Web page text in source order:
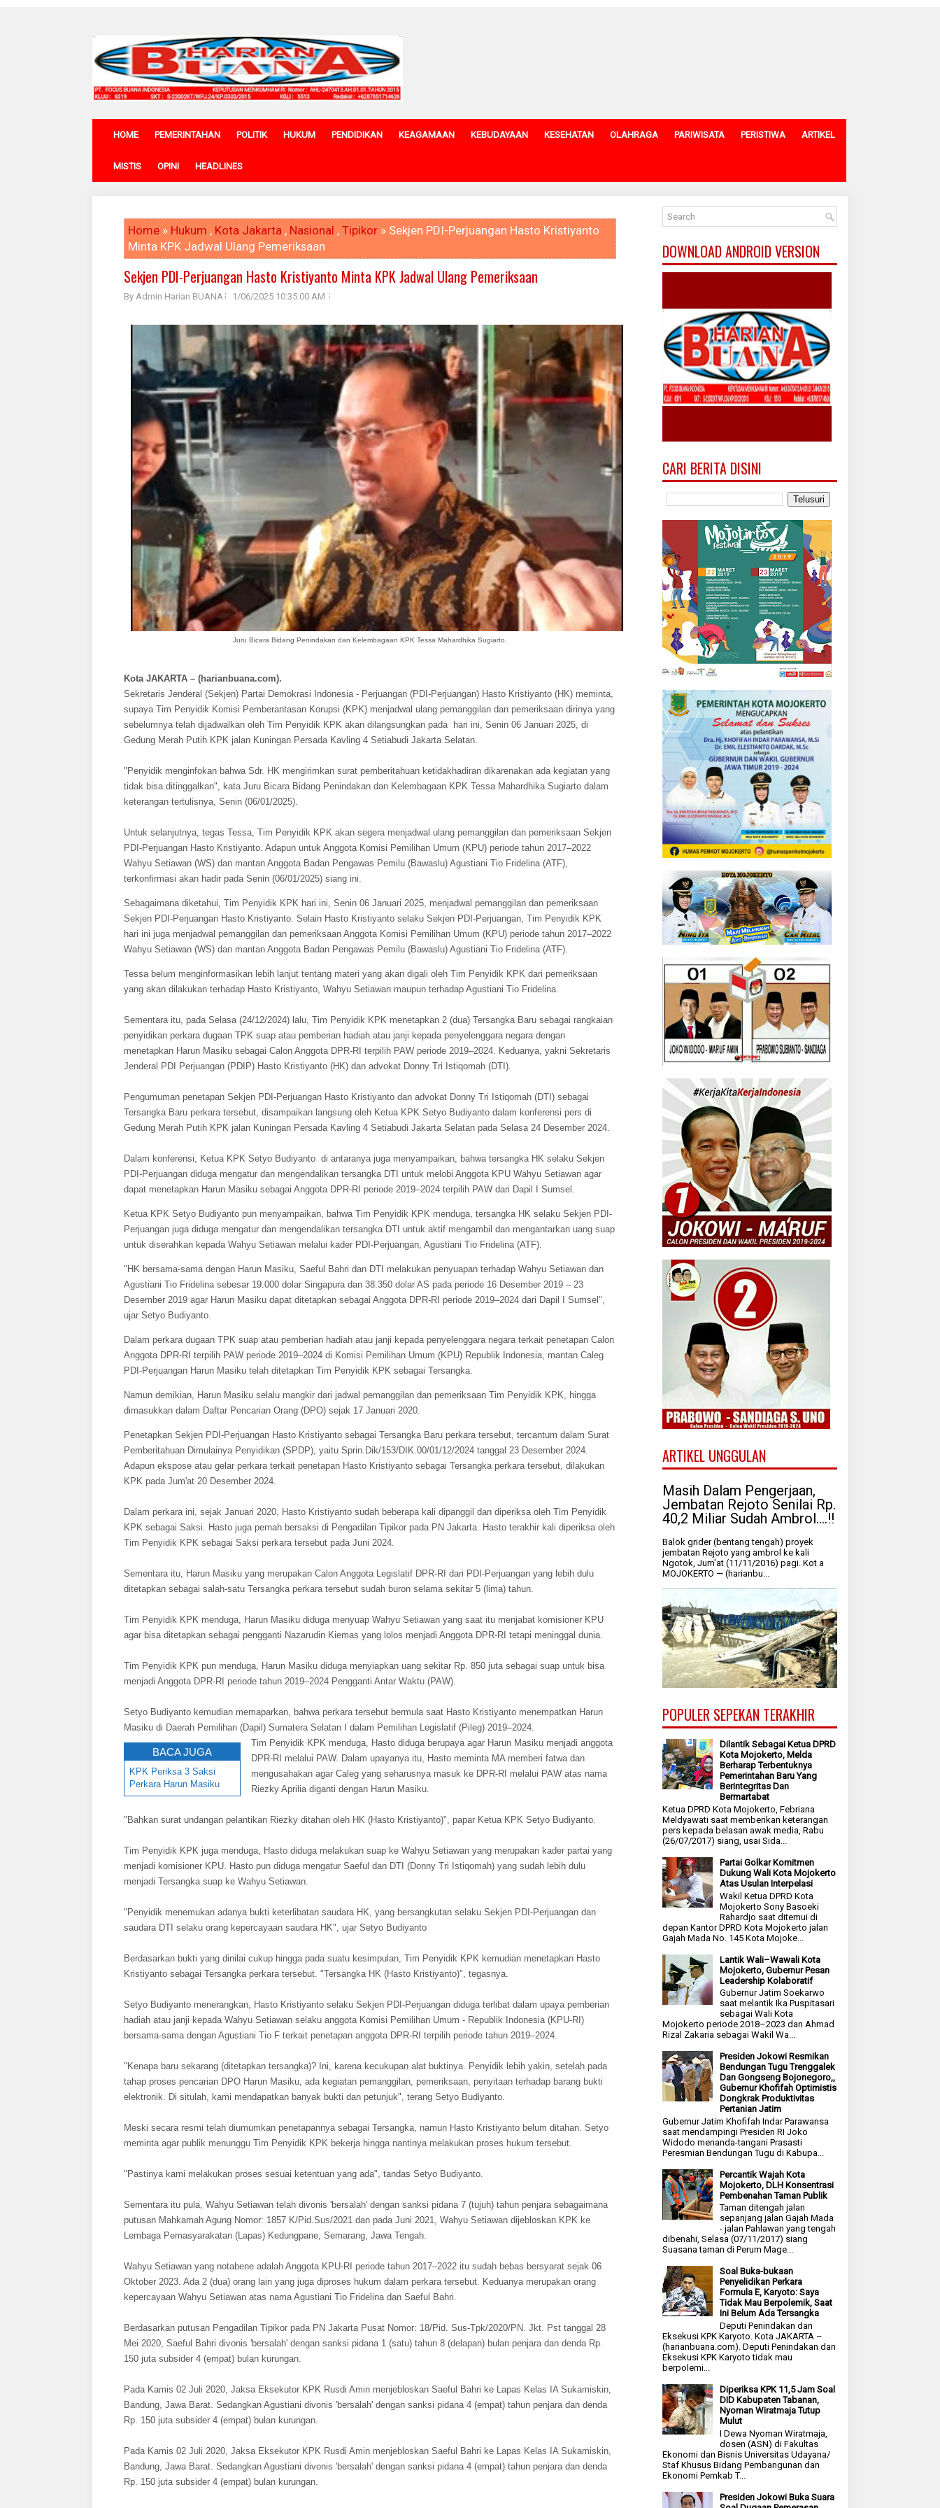
HOME PEMERINTAHAN POLITIK HUKUM PENDIDIKAN KEAGAMAAN KEBUDAYAAN KESEHATAN OLAHRAGA PARIWISATA PERISTIWA ARTIKEL
MISTIS OPINI HEADLINES
Home » Hukum , Kota Jakarta , Nasional , Tipikor » Sekjen PDI-Perjuangan Hasto Kristiyanto
Minta KPK Jadwal Ulang Pemeriksaan
Sekjen PDI-Perjuangan Hasto Kristiyanto Minta KPK Jadwal Ulang Pemeriksaan
By Admin Harian BUANA 1/06/2025 10:35:00 AM
Juru Bicara Bidang Penindakan dan Kelembagaan KPK Tessa Mahardhika Sugiarto.
Kota JAKARTA – (harianbuana.com).
Sekretaris Jenderal (Sekjen) Partai Demokrasi Indonesia - Perjuangan (PDI-Perjuangan) Hasto Kristiyanto (HK) meminta,
supaya Tim Penyidik Komisi Pemberantasan Korupsi (KPK) menjadwal ulang pemanggilan dan pemeriksaan dirinya yang
sebelumnya telah dijadwalkan oleh Tim Penyidik KPK akan dilangsungkan pada hari ini, Senin 06 Januari 2025, di
Gedung Merah Putih KPK jalan Kuningan Persada Kavling 4 Setiabudi Jakarta Selatan.
"Penyidik menginfokan bahwa Sdr. HK mengirimkan surat pemberitahuan ketidakhadiran dikarenakan ada kegiatan yang
tidak bisa ditinggalkan", kata Juru Bicara Bidang Penindakan dan Kelembagaan KPK Tessa Mahardhika Sugiarto dalam
keterangan tertulisnya, Senin (06/01/2025).
Untuk selanjutnya, tegas Tessa, Tim Penyidik KPK akan segera menjadwal ulang pemanggilan dan pemeriksaan Sekjen
PDI-Perjuangan Hasto Kristiyanto. Adapun untuk Anggota Komisi Pemilihan Umum (KPU) periode tahun 2017–2022
Wahyu Setiawan (WS) dan mantan Anggota Badan Pengawas Pemilu (Bawaslu) Agustiani Tio Fridelina (ATF),
terkonfirmasi akan hadir pada Senin (06/01/2025) siang ini.
Sebagaimana diketahui, Tim Penyidik KPK hari ini, Senin 06 Januari 2025, menjadwal pemanggilan dan pemeriksaan
Sekjen PDI-Perjuangan Hasto Kristiyanto. Selain Hasto Kristiyanto selaku Sekjen PDI-Perjuangan, Tim Penyidik KPK
hari ini juga menjadwal pemanggilan dan pemeriksaan Anggota Komisi Pemilihan Umum (KPU) periode tahun 2017–2022
Wahyu Setiawan (WS) dan mantan Anggota Badan Pengawas Pemilu (Bawaslu) Agustiani Tio Fridelina (ATF).
Tessa belum menginformasikan lebih lanjut tentang materi yang akan digali oleh Tim Penyidik KPK dari pemeriksaan
yang akan dilakukan terhadap Hasto Kristiyanto, Wahyu Setiawan maupun terhadap Agustiani Tio Fridelina.
Sementara itu, pada Selasa (24/12/2024) lalu, Tim Penyidik KPK menetapkan 2 (dua) Tersangka Baru sebagai rangkaian
penyidikan perkara dugaan TPK suap atau pemberian hadiah atau janji kepada penyelenggara negara dengan
menetapkan Harun Masiku sebagai Calon Anggota DPR-RI terpilih PAW periode 2019–2024. Keduanya, yakni Sekretaris
Jenderal PDI Perjuangan (PDIP) Hasto Kristiyanto (HK) dan advokat Donny Tri Istiqomah (DTI).
Pengumuman penetapan Sekjen PDI-Perjuangan Hasto Kristiyanto dan advokat Donny Tri Istiqomah (DTI) sebagai
Tersangka Baru perkara tersebut, disampaikan langsung oleh Ketua KPK Setyo Budiyanto dalam konferensi pers di
Gedung Merah Putih KPK jalan Kuningan Persada Kavling 4 Setiabudi Jakarta Selatan pada Selasa 24 Desember 2024.
Dalam konferensi, Ketua KPK Setyo Budiyanto di antaranya juga menyampaikan, bahwa tersangka HK selaku Sekjen
PDI-Perjuangan diduga mengatur dan mengendalikan tersangka DTI untuk melobi Anggota KPU Wahyu Setiawan agar
dapat menetapkan Harun Masiku sebagai Anggota DPR-RI periode 2019–2024 terpilih PAW dari Dapil I Sumsel.
Ketua KPK Setyo Budiyanto pun menyampaikan, bahwa Tim Penyidik KPK menduga, tersangka HK selaku Sekjen PDI-
Perjuangan juga diduga mengatur dan mengendalikan tersangka DTI untuk aktif mengambil dan mengantarkan uang suap
untuk diserahkan kepada Wahyu Setiawan melalui kader PDI-Perjuangan, Agustiani Tio Fridelina (ATF).
"HK bersama-sama dengan Harun Masiku, Saeful Bahri dan DTI melakukan penyuapan terhadap Wahyu Setiawan dan
Agustiani Tio Fridelina sebesar 19.000 dolar Singapura dan 38.350 dolar AS pada periode 16 Desember 2019 – 23
Desember 2019 agar Harun Masiku dapat ditetapkan sebagai Anggota DPR-RI periode 2019–2024 dari Dapil I Sumsel",
ujar Setyo Budiyanto.
Dalam perkara dugaan TPK suap atau pemberian hadiah atau janji kepada penyelenggara negara terkait penetapan Calon
Anggota DPR-RI terpilih PAW periode 2019–2024 di Komisi Pemilihan Umum (KPU) Republik Indonesia, mantan Caleg
PDI-Perjuangan Harun Masiku telah ditetapkan Tim Penyidik KPK sebagai Tersangka.
Namun demikian, Harun Masiku selalu mangkir dari jadwal pemanggilan dan pemeriksaan Tim Penyidik KPK, hingga
dimasukkan dalam Daftar Pencarian Orang (DPO) sejak 17 Januari 2020.
Penetapkan Sekjen PDI-Perjuangan Hasto Kristiyanto sebagai Tersangka Baru perkara tersebut, tercantum dalam Surat
Pemberitahuan Dimulainya Penyidikan (SPDP), yaitu Sprin.Dik/153/DIK.00/01/12/2024 tanggal 23 Desember 2024.
Adapun ekspose atau gelar perkara terkait penetapan Hasto Kristiyanto sebagai Tersangka perkara tersebut, dilakukan
KPK pada Jum'at 20 Desember 2024.
Dalam perkara ini, sejak Januari 2020, Hasto Kristiyanto sudah beberapa kali dipanggil dan diperiksa oleh Tim Penyidik
KPK sebagai Saksi. Hasto juga pernah bersaksi di Pengadilan Tipikor pada PN Jakarta. Hasto terakhir kali diperiksa oleh
Tim Penyidik KPK sebagai Saksi perkara tersebut pada Juni 2024.
Sementara itu, Harun Masiku yang merupakan Calon Anggota Legislatif DPR-RI dari PDI-Perjuangan yang lebih dulu
ditetapkan sebagai salah-satu Tersangka perkara tersebut sudah buron selama sekitar 5 (lima) tahun.
Tim Penyidik KPK menduga, Harun Masiku diduga menyuap Wahyu Setiawan yang saat itu menjabat komisioner KPU
agar bisa ditetapkan sebagai pengganti Nazarudin Kiemas yang lolos menjadi Anggota DPR-RI tetapi meninggal dunia.
Tim Penyidik KPK pun menduga, Harun Masiku diduga menyiapkan uang sekitar Rp. 850 juta sebagai suap untuk bisa
menjadi Anggota DPR-RI periode tahun 2019–2024 Pengganti Antar Waktu (PAW).
Setyo Budiyanto kemudian memaparkan, bahwa perkara tersebut bermula saat Hasto Kristiyanto menempatkan Harun
Masiku di Daerah Pemilihan (Dapil) Sumatera Selatan I dalam Pemilihan Legislatif (Pileg) 2019–2024.
BACA JUGA
KPK Periksa 3 Saksi
Perkara Harun Masiku
Tim Penyidik KPK menduga, Hasto diduga berupaya agar Harun Masiku menjadi anggota
DPR-RI melalui PAW. Dalam upayanya itu, Hasto meminta MA memberi fatwa dan
mengusahakan agar Caleg yang seharusnya masuk ke DPR-RI melalui PAW atas nama
Riezky Aprilia diganti dengan Harun Masiku.
"Bahkan surat undangan pelantikan Riezky ditahan oleh HK (Hasto Kristiyanto)", papar Ketua KPK Setyo Budiyanto.
Tim Penyidik KPK juga menduga, Hasto diduga melakukan suap ke Wahyu Setiawan yang merupakan kader partai yang
menjadi komisioner KPU. Hasto pun diduga mengatur Saeful dan DTI (Donny Tri Istiqomah) yang sudah lebih dulu
menjadi Tersangka suap ke Wahyu Setiawan.
"Penyidik menemukan adanya bukti keterlibatan saudara HK, yang bersangkutan selaku Sekjen PDI-Perjuangan dan
saudara DTI selaku orang kepercayaan saudara HK", ujar Setyo Budiyanto
Berdasarkan bukti yang dinilai cukup hingga pada suatu kesimpulan, Tim Penyidik KPK kemudian menetapkan Hasto
Kristiyanto sebagai Tersangka perkara tersebut. "Tersangka HK (Hasto Kristiyanto)", tegasnya.
Setyo Budiyanto menerangkan, Hasto Kristiyanto selaku Sekjen PDI-Perjuangan diduga terlibat dalam upaya pemberian
hadiah atau janji kepada Wahyu Setiawan selaku anggota Komisi Pemilihan Umum - Republik Indonesia (KPU-RI)
bersama-sama dengan Agustiani Tio F terkait penetapan anggota DPR-RI terpilih periode tahun 2019–2024.
"Kenapa baru sekarang (ditetapkan tersangka)? Ini, karena kecukupan alat buktinya. Penyidik lebih yakin, setelah pada
tahap proses pencarian DPO Harun Masiku, ada kegiatan pemanggilan, pemeriksaan, penyitaan terhadap barang bukti
elektronik. Di situlah, kami mendapatkan banyak bukti dan petunjuk", terang Setyo Budiyanto.
Meski secara resmi telah diumumkan penetapannya sebagai Tersangka, namun Hasto Kristiyanto belum ditahan. Setyo
meminta agar publik menunggu Tim Penyidik KPK bekerja hingga nantinya melakukan proses hukum tersebut.
"Pastinya kami melakukan proses sesuai ketentuan yang ada", tandas Setyo Budiyanto.
Sementara itu pula, Wahyu Setiawan telah divonis 'bersalah' dengan sanksi pidana 7 (tujuh) tahun penjara sebagaimana
putusan Mahkamah Agung Nomor: 1857 K/Pid.Sus/2021 dan pada Juni 2021, Wahyu Setiawan dijebloskan KPK ke
Lembaga Pemasyarakatan (Lapas) Kedungpane, Semarang, Jawa Tengah.
Wahyu Setiawan yang notabene adalah Anggota KPU-RI periode tahun 2017–2022 itu sudah bebas bersyarat sejak 06
Oktober 2023. Ada 2 (dua) orang lain yang juga diproses hukum dalam perkara tersebut. Keduanya merupakan orang
kepercayaan Wahyu Setiawan atas nama Agustiani Tio Fridelina dan Saeful Bahri.
Berdasarkan putusan Pengadilan Tipikor pada PN Jakarta Pusat Nomor: 18/Pid. Sus-Tpk/2020/PN. Jkt. Pst tanggal 28
Mei 2020, Saeful Bahri divonis 'bersalah' dengan sanksi pidana 1 (satu) tahun 8 (delapan) bulan penjara dan denda Rp.
150 juta subsider 4 (empat) bulan kurungan.
Pada Kamis 02 Juli 2020, Jaksa Eksekutor KPK Rusdi Amin menjebloskan Saeful Bahri ke Lapas Kelas IA Sukamiskin,
Bandung, Jawa Barat. Sedangkan Agustiani divonis 'bersalah' dengan sanksi pidana 4 (empat) tahun penjara dan denda
Rp. 150 juta subsider 4 (empat) bulan kurungan.
Pada Kamis 02 Juli 2020, Jaksa Eksekutor KPK Rusdi Amin menjebloskan Saeful Bahri ke Lapas Kelas IA Sukamiskin,
Bandung, Jawa Barat. Sedangkan Agustiani divonis 'bersalah' dengan sanksi pidana 4 (empat) tahun penjara dan denda
Rp. 150 juta subsider 4 (empat) bulan kurungan.
DOWNLOAD ANDROID VERSION
CARI BERITA DISINI
ARTIKEL UNGGULAN
Masih Dalam Pengerjaan,
Jembatan Rejoto Senilai Rp.
40,2 Miliar Sudah Ambrol....!!
Balok grider (bentang tengah) proyek
jembatan Rejoto yang ambrol ke kali
Ngotok, Jum'at (11/11/2016) pagi. Kot a
MOJOKERTO — (harianbu...
POPULER SEPEKAN TERAKHIR
Dilantik Sebagai Ketua DPRD
Kota Mojokerto, Melda
Berharap Terbentuknya
Pemerintahan Baru Yang
Berintegritas Dan
Bermartabat
Ketua DPRD Kota Mojokerto, Febriana
Meldyawati saat memberikan keterangan
pers kepada belasan awak media, Rabu
(26/07/2017) siang, usai Sida...
Partai Golkar Komitmen
Dukung Wali Kota Mojokerto
Atas Usulan Interpelasi
Wakil Ketua DPRD Kota
Mojokerto Sony Basoeki
Rahardjo saat ditemui di
depan Kantor DPRD Kota Mojokerto jalan
Gajah Mada No. 145 Kota Mojoke...
Lantik Wali–Wawali Kota
Mojokerto, Gubernur Pesan
Leadership Kolaboratif
Gubernur Jatim Soekarwo
saat melantik Ika Puspitasari
sebagai Wali Kota
Mojokerto periode 2018–2023 dan Ahmad
Rizal Zakaria sebagai Wakil Wa...
Presiden Jokowi Resmikan
Bendungan Tugu Trenggalek
Dan Gongseng Bojonegoro,,
Gubernur Khofifah Optimistis
Dongkrak Produktivitas
Pertanian Jatim
Gubernur Jatim Khofifah Indar Parawansa
saat mendampingi Presiden RI Joko
Widodo menanda-tangani Prasasti
Peresmian Bendungan Tugu di Kabupa...
Percantik Wajah Kota
Mojokerto, DLH Konsentrasi
Pembenahan Taman Publik
Taman ditengah jalan
sepanjang jalan Gajah Mada
- jalan Pahlawan yang tengah
dibenahi, Selasa (07/11/2017) siang
Suasana taman di Perum Mage...
Soal Buka-bukaan
Penyelidikan Perkara
Formula E, Karyoto: Saya
Tidak Mau Berpolemik, Saat
Ini Belum Ada Tersangka
Deputi Penindakan dan
Eksekusi KPK Karyoto. Kota JAKARTA –
(harianbuana.com). Deputi Penindakan dan
Eksekusi KPK Karyoto tidak mau
berpolemi...
Diperiksa KPK 11,5 Jam Soal
DID Kabupaten Tabanan,
Nyoman Wiratmaja Tutup
Mulut
I Dewa Nyoman Wiratmaja,
dosen (ASN) di Fakultas
Ekonomi dan Bisnis Universitas Udayana/
Staf Khusus Bidang Pembangunan dan
Ekonomi Pemkab T...
Presiden Jokowi Buka Suara